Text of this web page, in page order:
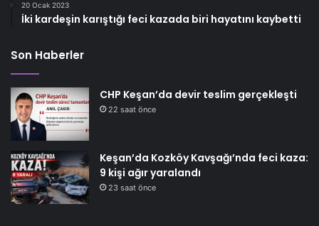
20 Ocak 2023
İki kardeşin karıştığı feci kazada biri hayatını kaybetti
Son Haberler
CHP Keşan’da devir teslim gerçekleşti
22 saat önce
Keşan’da Kozköy Kavşağı’nda feci kaza:
9 kişi ağır yaralandı
23 saat önce